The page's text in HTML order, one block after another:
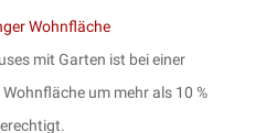
Wohnfläche
mit Garten ist bei einer
um mehr als 10 %